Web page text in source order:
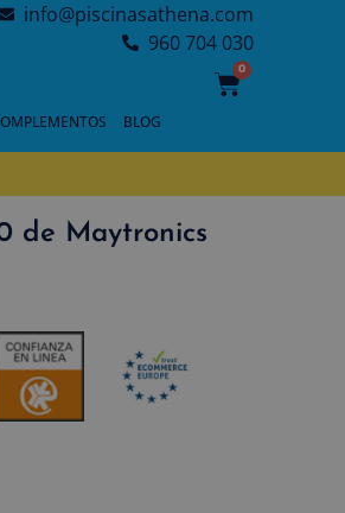
info@piscinasathena.com
960 704 030
0
BLOG
de Maytronics